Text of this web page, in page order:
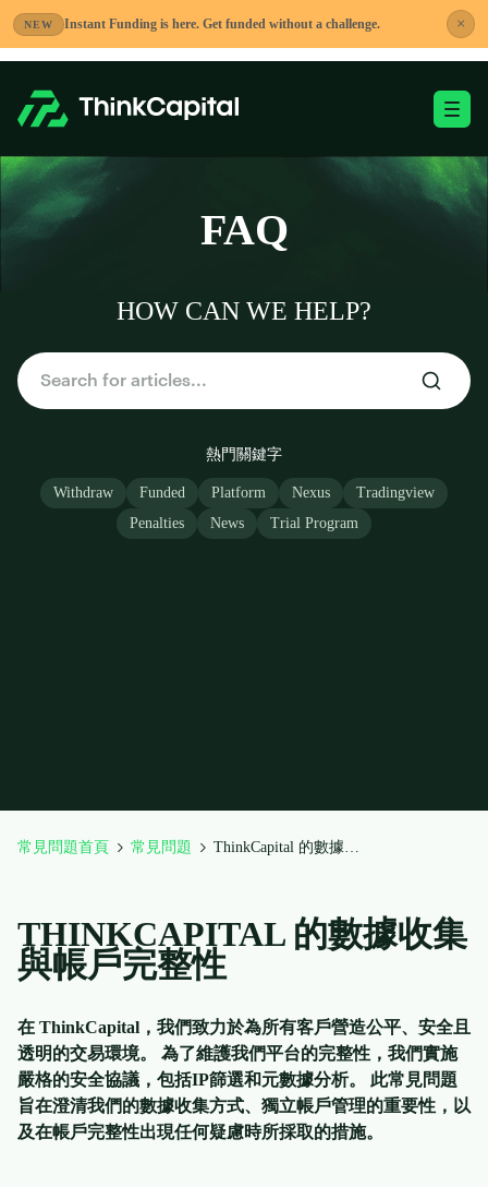
NEW Instant Funding is here. Get funded without a challenge. ×
到
內
切換移動端選單
-
FAQ
HOW CAN WE HELP?
熱門關鍵字
Withdraw Funded Platform Nexus
Tradingview
Penalties
News Trial Program
常見問題首頁 常見問題 ThinkCapital 的數據收集與帳戶完整性
THINKCAPITAL 的數據收集
與帳戶完整性
在 ThinkCapital，我們致力於為所有客戶營造公平、安全且
透明的交易環境。 為了維護我們平台的完整性，我們實施
嚴格的安全協議，包括IP篩選和元數據分析。 此常見問題
旨在澄清我們的數據收集方式、獨立帳戶管理的重要性，以
及在帳戶完整性出現任何疑慮時所採取的措施。